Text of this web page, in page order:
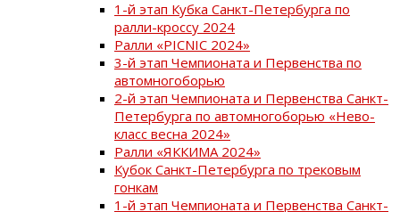
1-й этап Кубка Санкт-Петербурга по
ралли-кроссу 2024
Ралли «PICNIC 2024»
3-й этап Чемпионата и Первенства по
автомногоборью
2-й этап Чемпионата и Первенства Санкт-
Петербурга по автомногоборью «Нево-
класс весна 2024»
Ралли «ЯККИМА 2024»
Кубок Санкт-Петербурга по трековым
гонкам
1-й этап Чемпионата и Первенства Санкт-